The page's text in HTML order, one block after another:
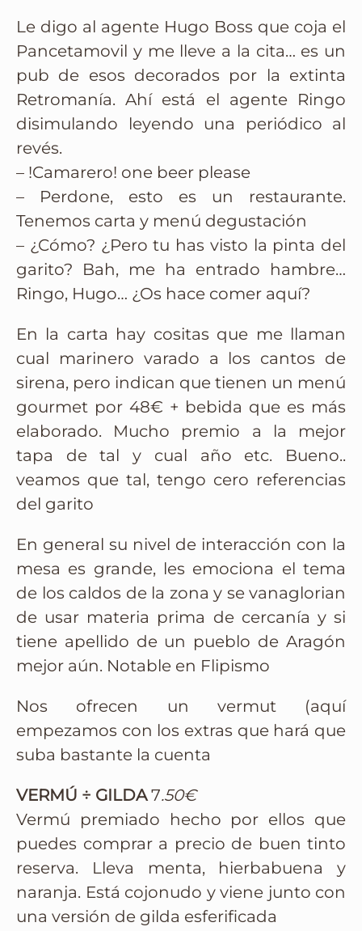
Le digo al agente Hugo Boss que coja el
Pancetamovil y me lleve a la cita… es un
pub de esos decorados por la extinta
Retromanía. Ahí está el agente Ringo
disimulando leyendo una periódico al
revés.
– !Camarero! one beer please
– Perdone, esto es un restaurante.
Tenemos carta y menú degustación
– ¿Cómo? ¿Pero tu has visto la pinta del
garito? Bah, me ha entrado hambre…
Ringo, Hugo… ¿Os hace comer aquí?
En la carta hay cositas que me llaman
cual marinero varado a los cantos de
sirena, pero indican que tienen un menú
gourmet por 48€ + bebida que es más
elaborado. Mucho premio a la mejor
tapa de tal y cual año etc. Bueno..
veamos que tal, tengo cero referencias
del garito
En general su nivel de interacción con la
mesa es grande, les emociona el tema
de los caldos de la zona y se vanaglorian
de usar materia prima de cercanía y si
tiene apellido de un pueblo de Aragón
mejor aún. Notable en Flipismo
Nos ofrecen un vermut (aquí
empezamos con los extras que hará que
suba bastante la cuenta
VERMÚ ÷ GILDA7.50€
Vermú premiado hecho por ellos que
puedes comprar a precio de buen tinto
reserva. Lleva menta, hierbabuena y
naranja. Está cojonudo y viene junto con
una versión de gilda esferificada